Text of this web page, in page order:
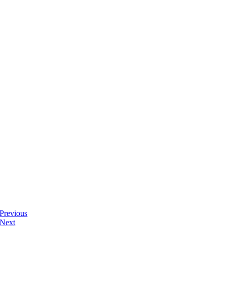
Previous
Next